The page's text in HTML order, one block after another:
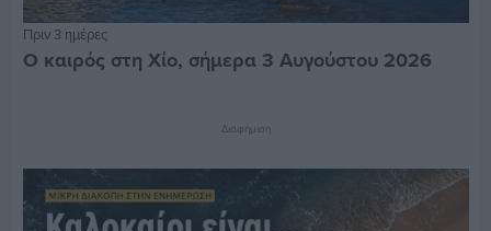
Πριν 3 ημέρες
Ο καιρός στη Χίο, σήμερα 3 Αυγούστου 2026
Διαφήμιση